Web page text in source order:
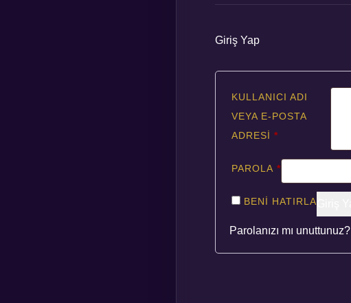
Giriş Yap
KULLANICI ADI
VEYA E-POSTA
ADRESI *
PAROLA *
BENI HATIRLA
Parolanızı mı unuttunuz?